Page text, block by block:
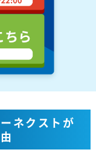
ネクストが